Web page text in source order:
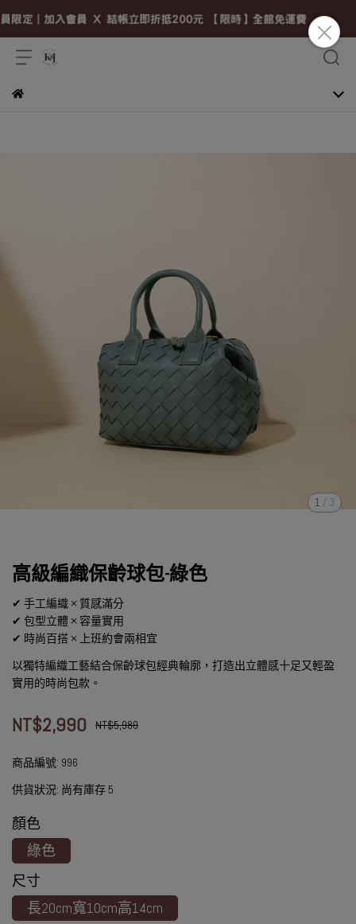
1 / 3
高級編織保齡球包-綠色
✔ 手工編織 × 質感滿分
✔ 包型立體 × 容量實用
✔ 時尚百搭 × 上班約會兩相宜
以獨特編織工藝結合保齡球包經典輪廓，打造出立體感十足又輕盈
實用的時尚包款。
NT$2,990 NT$5,980
商品編號: 996
供貨狀況: 尚有庫存 5
顏色
綠色
尺寸
長20cm寬10cm高14cm